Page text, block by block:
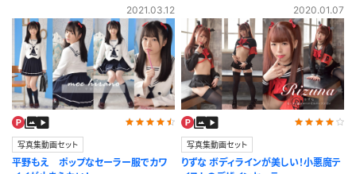
2021.03.12
2020.01.07
写真集動画セット
平野もえ ポップなセーラー服でカワ
写真集動画セット
りずな ボディラインが美しい！小悪魔テ